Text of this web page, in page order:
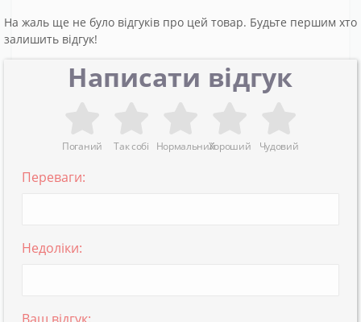
На жаль ще не було відгуків про цей товар. Будьте першим хто
залишить відгук!
Написати відгук
Поганий Так собі НормальнийХороший Чудовий
Переваги:
Недоліки: